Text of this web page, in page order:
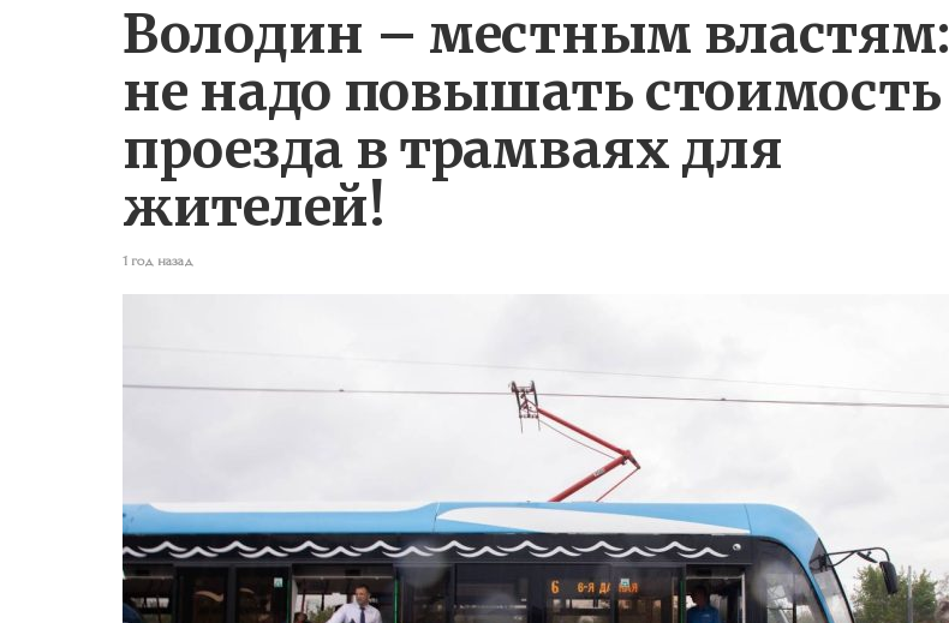
Володин – местным властям:
не надо повышать стоимость
проезда в трамваях для
жителей!
1 год назад